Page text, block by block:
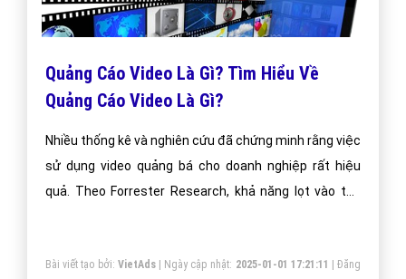
Quảng Cáo Video Là Gì? Tìm Hiểu Về
Quảng Cáo Video Là Gì?
Nhiều thống kê và nghiên cứu đã chứng minh rằng việc
sử dụng video quảng bá cho doanh nghiệp rất hiệu
quả. Theo Forrester Research, khả năng lọt vào top
Đó chắc chắn là một số con số thống kê vô cùng ấn
Bài viết tạo bởi: VietAds| Ngày cập nhật: 2025-01-01 17:21:11 |Đăng